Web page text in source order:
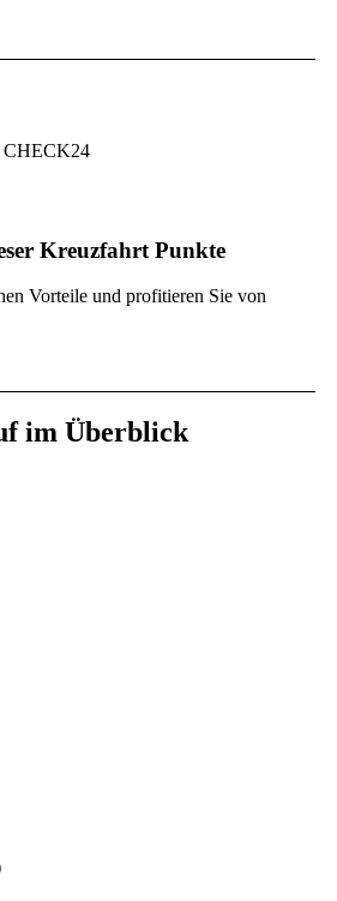
CHECK24
Kreuzfahrt Punkte
Vorteile und profitieren Sie von
im Überblick